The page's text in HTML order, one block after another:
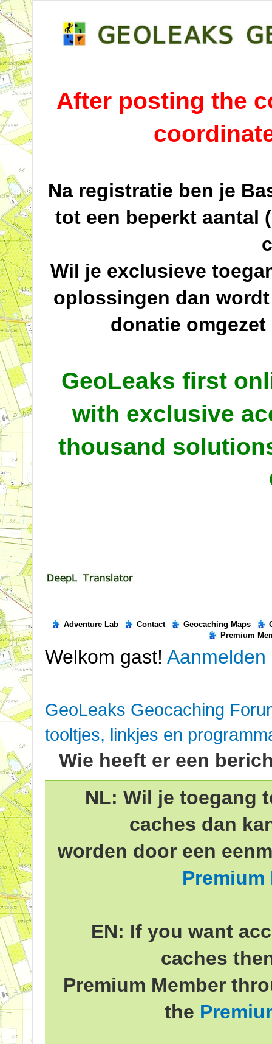
After posting the
Na registratie ben je
tot een beperkt aantal
Wil je exclusieve
oplossingen dan
donatie omgezet
GeoLeaks first
with exclusive
thousand
Adventure Lab Contact Geocaching Maps
Premium
Welkom gast! Aanmelden
GeoLeaks Geocaching
tooltjes, linkjes en
Wie heeft er een
NL: Wil je toegang
caches dan
worden door een
Premium
EN: If you want
caches
Premium Member
the